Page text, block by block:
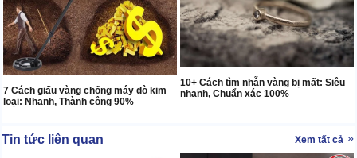
7 Cách giấu vàng chống máy dò kim
loại: Nhanh, Thành công 90%
10+ Cách tìm nhẫn vàng bị mất: Siêu
nhanh, Chuẩn xác 100%
Tin tức liên quan Xem tất cả